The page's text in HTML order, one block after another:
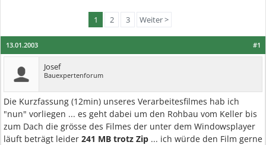
1 2 3 Weiter >
#1
13.01.2003
Josef
Bauexpertenforum
Die Kurzfassung (12min) unseres Verarbeitesfilmes hab ich
"nun" vorliegen ... es geht dabei um den Rohbau vom Keller bis
zum Dach die grösse des Filmes der unter dem Windowsplayer
läuft beträgt leider 241 MB trotz Zip ... ich würde den Film gerne